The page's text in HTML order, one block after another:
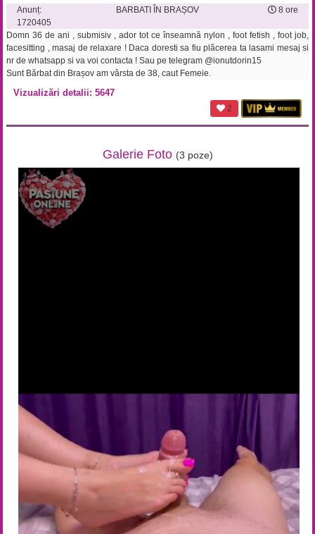
Anunț:
1720405
BARBATI ÎN BRAȘOV 8 ore
Domn 36 de ani , submisiv , ador tot ce înseamnă nylon , foot fetish , foot job,
facesitting , masaj de relaxare ! Daca doresti sa fiu plăcerea ta lasami mesaj si
nr de whatsapp si va voi contacta ! Sau pe telegram @ionutdorin15
Sunt Bărbat din Brașov am vârsta de 38, caut Femeie.
Vizualizări detalii: 5647
2
Galerie Foto (3 poze)